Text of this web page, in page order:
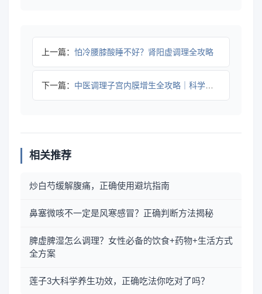
上一篇： 怕冷腰膝酸睡不好？肾阳虚调理全攻略
下一篇： 中医调理子宫内膜增生全攻略｜科学方法与注意事项
相关推荐
炒白芍缓解腹痛，正确使用避坑指南
鼻塞微咳不一定是风寒感冒？正确判断方法揭秘
脾虚脾湿怎么调理？女性必备的饮食+药物+生活方式
全方案
莲子3大科学养生功效，正确吃法你吃对了吗？